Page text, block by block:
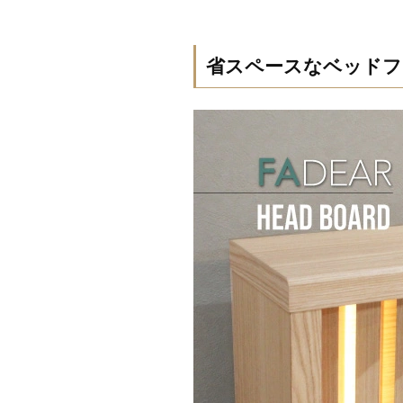
省スペースなベッド